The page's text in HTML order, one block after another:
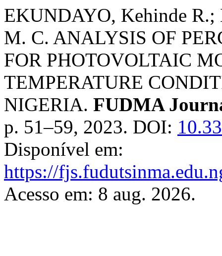
EKUNDAYO, Kehinde
M. C. ANALYSIS OF
FOR PHOTOVOLTAIC
TEMPERATURE
NIGERIA. FUDMA
p. 51–59, 2023. DOI:
Disponível em:
https://
Acesso em: 8 aug. 2026.